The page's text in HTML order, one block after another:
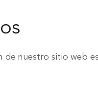
de nuestro sitio web